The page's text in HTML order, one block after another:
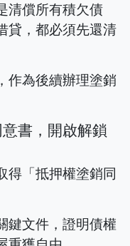
清償所有積欠債
貸，都必須先還清
作為後續辦理塗銷
書，開啟解鎖
得「抵押權塗銷同
鍵文件，證明債權